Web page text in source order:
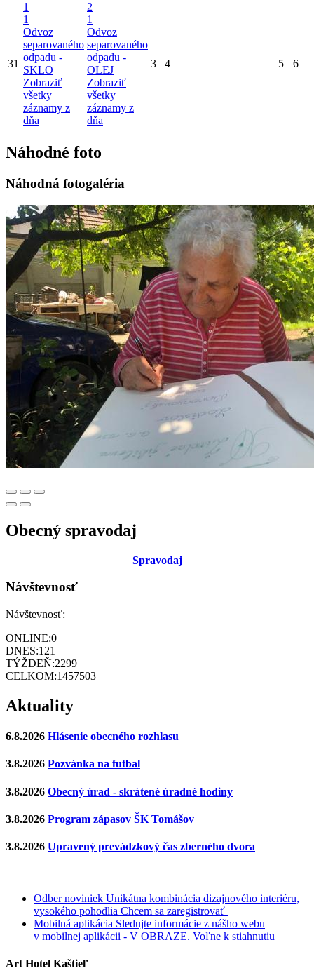
31
1
1
Odvoz
separovaného
odpadu -
SKLO
Zobraziť
všetky
záznamy z
dňa
2
1
Odvoz
separovaného
odpadu -
OLEJ
Zobraziť
všetky
záznamy z
dňa
3 4 5 6
Náhodné foto
Náhodná fotogaléria
Obecný spravodaj
Spravodaj
Návštevnosť
Návštevnosť:
ONLINE:0
DNES:121
TÝŽDEŇ:2299
CELKOM:1457503
Aktuality
6.8.2026 Hlásenie obecného rozhlasu
3.8.2026 Pozvánka na futbal
3.8.2026 Obecný úrad - skrátené úradné hodiny
3.8.2026 Program zápasov ŠK Tomášov
3.8.2026 Upravený prevádzkový čas zberného dvora
Odber noviniek Unikátna kombinácia dizajnového interiéru,
vysokého pohodlia Chcem sa zaregistrovať
Mobilná aplikácia Sledujte informácie z nášho webu
v mobilnej aplikácii - V OBRAZE. Voľne k stiahnutiu
Art Hotel Kaštieľ